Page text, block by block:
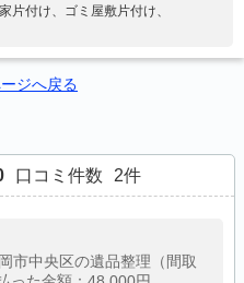
片付け
ゴミ屋敷片付け
ジへ戻る
口コミ件数 2件
市中央区の遺品整理（間取